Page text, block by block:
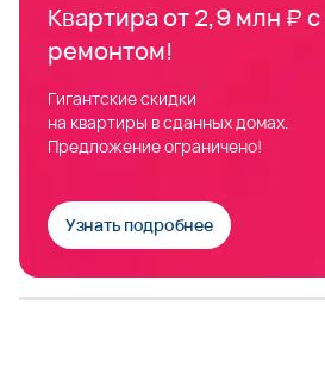
Квартира от 2,9 млн ₽ с
ремонтом!
Гигантские скидки
на квартиры в сданных домах.
Предложение ограничено!
Узнать подробнее